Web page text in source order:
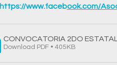
https://www.facebook.com/
CONVOCATORIA 2DO
Download PDF • 405KB